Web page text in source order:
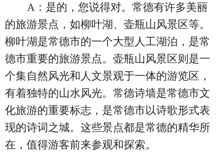
A：是的，您说得对。常德有许多美丽
的旅游景点，如柳叶湖、壶瓶山风景区等。
柳叶湖是常德市的一个大型人工湖泊，是常
德市重要的旅游景点。壶瓶山风景区则是一
个集自然风光和人文景观于一体的游览区，
有着独特的山水风光。常德诗墙是常德市文
化旅游的重要标志，是常德市以诗歌形式表
现的诗词之城。这些景点都是常德的精华所
在，值得游客前来参观和探索。